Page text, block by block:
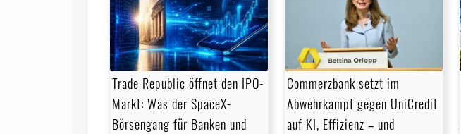
Trade Republic öffnet den IPO-
Markt: Was der SpaceX-
Börsengang für Banken und
Commerzbank setzt im
Abwehrkampf gegen UniCredit
auf KI, Effizienz – und